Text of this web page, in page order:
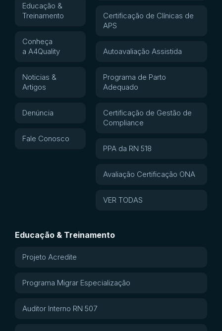
Educação &
Treinamento
Conheça
a A4Quality
Noticias &
Artigos
Denúncia
Fale Conosco
Certificação de Clínicas de
APS
Autoavaliação Assistida
Programa de Parto
Adequado
Certificação de Gestão de
Compliance
PPA da RN 518
Avaliação Certificação ONA
VER TODAS
Educação & Treinamento
Projeto Acredite
Programa Migrar Especialização
Auditor Interno RN 507